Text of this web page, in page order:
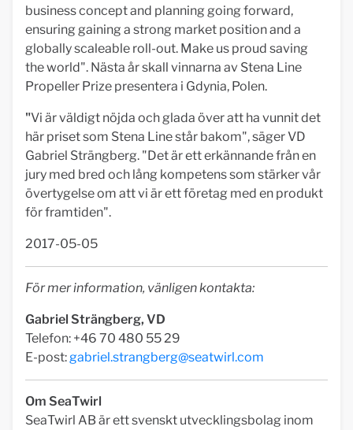
business concept and planning going forward,
ensuring gaining a strong market position and a
globally scaleable roll-out. Make us proud saving
the world". Nästa år skall vinnarna av Stena Line
Propeller Prize presentera i Gdynia, Polen.
"Vi är väldigt nöjda och glada över att ha vunnit det
här priset som Stena Line står bakom", säger VD
Gabriel Strängberg. "Det är ett erkännande från en
jury med bred och lång kompetens som stärker vår
övertygelse om att vi är ett företag med en produkt
för framtiden".
2017-05-05
För mer information, vänligen kontakta:
Gabriel Strängberg, VD
Telefon: +46 70 480 55 29
E-post:gabriel.strangberg@seatwirl.com
Om SeaTwirl
SeaTwirl AB är ett svenskt utvecklingsbolag inom